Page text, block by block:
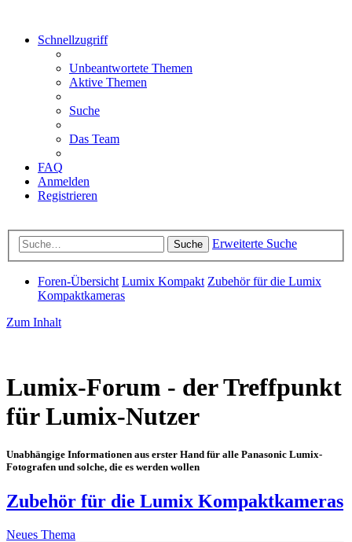
Schnellzugriff
Unbeantwortete Themen
Aktive Themen
Suche
Das Team
FAQ
Anmelden
Registrieren
Suche Erweiterte Suche
Foren-Übersicht Lumix Kompakt Zubehör für die Lumix
Kompaktkameras
Zum Inhalt
Lumix-Forum - der Treffpunkt
für Lumix-Nutzer
Unabhängige Informationen aus erster Hand für alle Panasonic Lumix-
Fotografen und solche, die es werden wollen
Zubehör für die Lumix Kompaktkameras
Neues Thema